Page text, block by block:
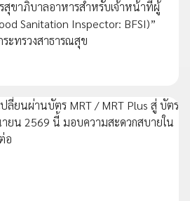
สุขาภิบาลอาหารสำหรับเจ้าหน้าที่ผู้
Sanitation Inspector: BFSI)”
ะทรวงสาธารณสุข